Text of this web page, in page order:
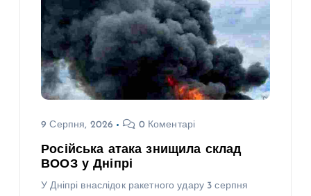
9 Серпня, 2026 0 Коментарі
Російська атака знищила склад
ВООЗ у Дніпрі
У Дніпрі внаслідок ракетного удару 3 серпня